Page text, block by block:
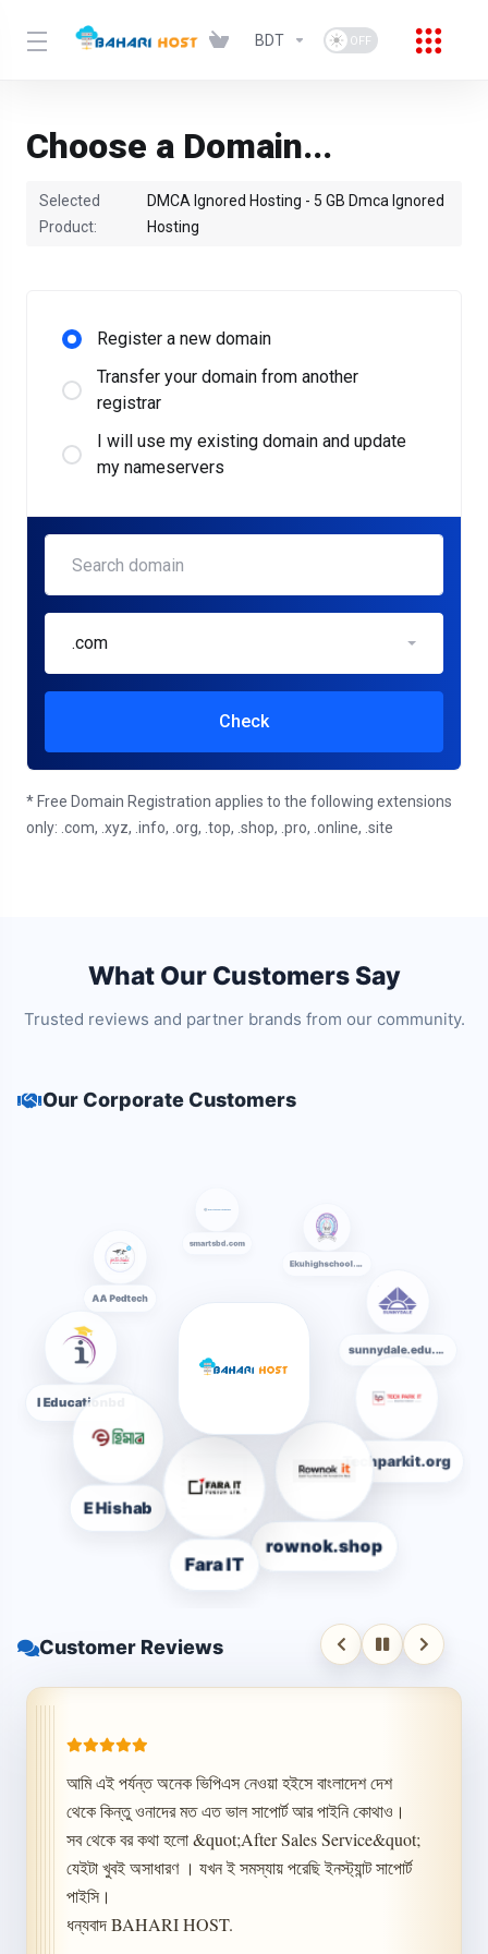
BDT
Choose a Domain...
Selected
Product:
DMCA Ignored Hosting - 5 GB Dmca Ignored
Hosting
Register a new domain
Transfer your domain from another
registrar
I will use my existing domain and update
my nameservers
.com
Check
* Free Domain Registration applies to the following extensions
only: .com, .xyz, .info, .org, .top, .shop, .pro, .online, .site
What Our Customers Say
Trusted reviews and partner brands from our community.
Customer Reviews
আমি এই পর্যন্ত অনেক ভিপিএস নেওয়া হইসে বাংলাদেশ দেশ
থেকে কিন্তু ওনাদের মত এত ভাল সাপোর্ট আর পাইনি কোথাও।
সব থেকে বর কথা হলো &quot;After Sales Service&quot;
যেইটা খুবই অসাধারণ । যখন ই সমস্যায় পরেছি ইনস্ট্যান্ট সাপোর্ট
পাইসি।
ধন্যবাদ BAHARI HOST.
Our Corporate Customers
Fara IT
E Hishab
smartsbd.com
Techparkit.org
rownok.shop